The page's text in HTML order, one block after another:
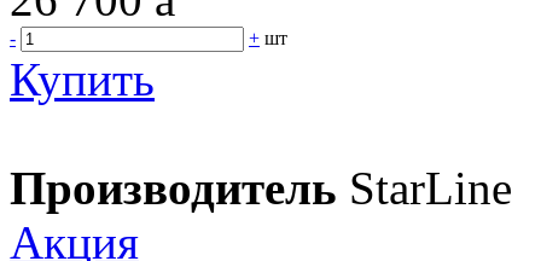
- + шт
Купить
Производитель StarLine
Акция